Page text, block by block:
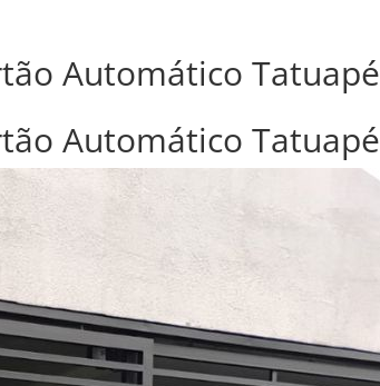
Automático Tatuapé
Automático Tatuapé